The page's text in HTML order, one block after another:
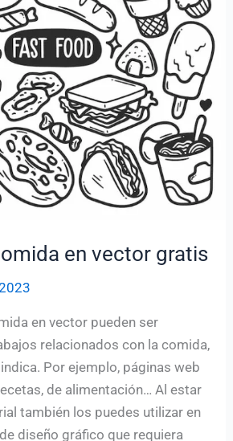
en vector gratis
en vector pueden ser
relacionados con la comida,
Por ejemplo, páginas web
de alimentación… Al estar
también los puedes utilizar en
diseño gráfico que requiera